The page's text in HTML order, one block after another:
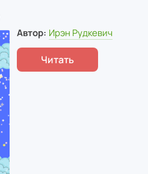
Автор: Ирэн Рудкевич
Читать